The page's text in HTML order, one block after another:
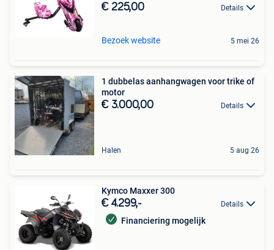
€ 225,00 Details
Bezoek website 5 mei 26
1 dubbelas aanhangwagen voor trike of
motor
€ 3.000,00 Details
Halen 5 aug 26
Kymco Maxxer 300
€ 4.299,- Details
Financiering mogelijk